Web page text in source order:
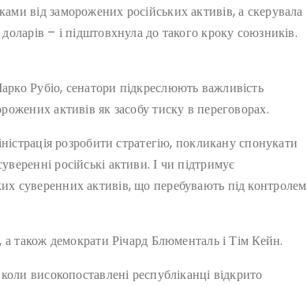
від заморожених російських активів, а скерувала
– і підштовхнула до такого кроку союзників.
Рубіо, сенатори підкреслюють важливість
активів як засобу тиску в переговорах.
розробити стратегію, покликану спонукати
російські активи. І чи підтримує
суверенних активів, що перебувають під контролем
також демократи Річард Блюменталь і Тім Кейн.
високопоставлені республіканці відкрито